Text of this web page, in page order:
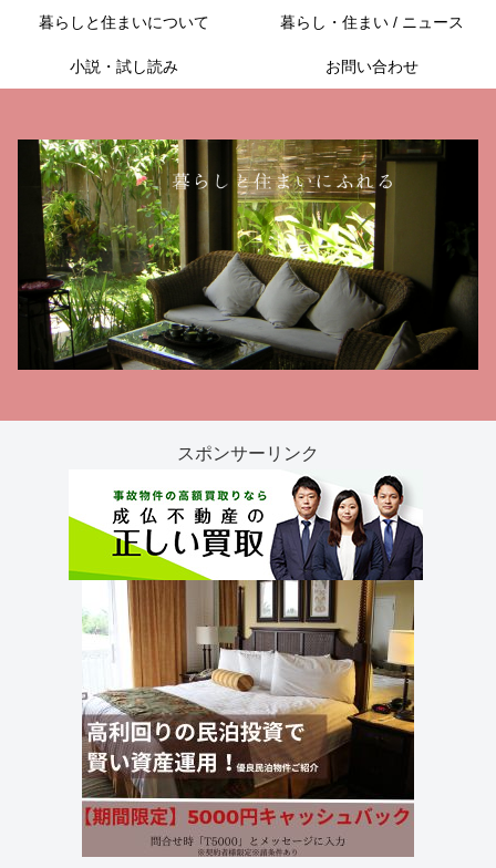
暮らしと住まいについて 暮らし・住まい / ニュース
小説・試し読み お問い合わせ
スポンサーリンク